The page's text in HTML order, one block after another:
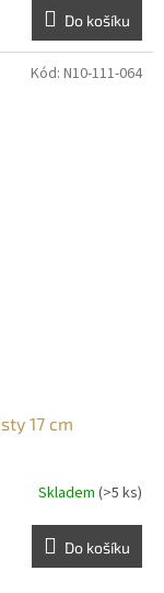
Do košíku
17 cm
Skladem (>5 ks)
Do košíku
Kód: N10-111-064